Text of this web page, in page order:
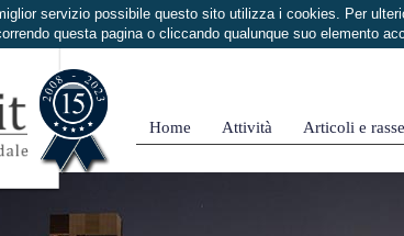
servizio possibile questo sito utilizza i cookies. Per
questa pagina o cliccando qualunque suo elemento
Home Attività Articoli e